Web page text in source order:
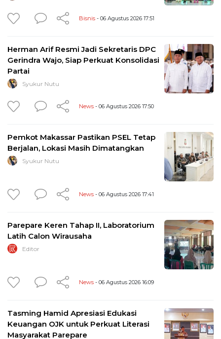
Bisnis - 06 Agustus 2026 17:51
Herman Arif Resmi Jadi Sekretaris DPC
Gerindra Wajo, Siap Perkuat Konsolidasi
Partai
Syukur Nutu
News - 06 Agustus 2026 17:50
Pemkot Makassar Pastikan PSEL Tetap
Berjalan, Lokasi Masih Dimatangkan
Syukur Nutu
News - 06 Agustus 2026 17:41
Parepare Keren Tahap II, Laboratorium
Latih Calon Wirausaha
Editor
News - 06 Agustus 2026 16:09
Tasming Hamid Apresiasi Edukasi
Keuangan OJK untuk Perkuat Literasi
Masyarakat Parepare